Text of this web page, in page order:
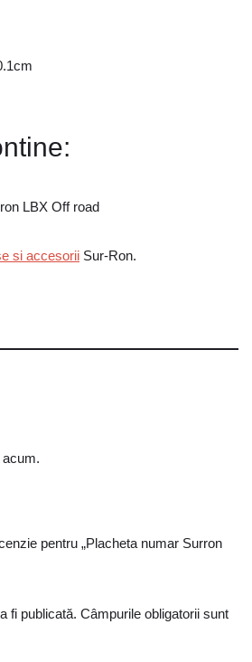
LBX Off road
si accesorii Sur-Ron.
pentru „Placheta numar Surron
fi publicată. Câmpurile obligatorii sunt